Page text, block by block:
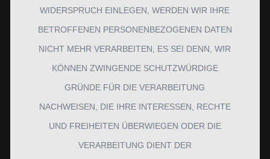
WIDERSPRUCH EINLEGEN, WERDEN WIR IHRE
BETROFFENEN PERSONENBEZOGENEN DATEN
NICHT MEHR VERARBEITEN, ES SEI DENN, WIR
KÖNNEN ZWINGENDE SCHUTZWÜRDIGE
GRÜNDE FÜR DIE VERARBEITUNG
NACHWEISEN, DIE IHRE INTERESSEN, RECHTE
UND FREIHEITEN ÜBERWIEGEN ODER DIE
VERARBEITUNG DIENT DER